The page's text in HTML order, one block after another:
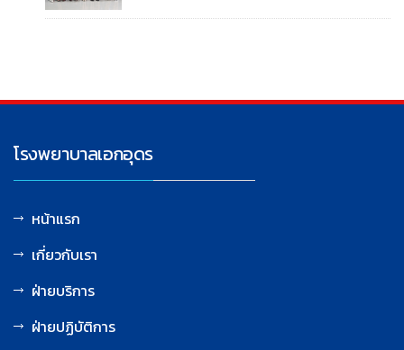
โรงพยาบาลเอกอุดร
หน้าแรก
เกี่ยวกับเรา
ฝ่ายบริการ
ฝ่ายปฏิบัติการ